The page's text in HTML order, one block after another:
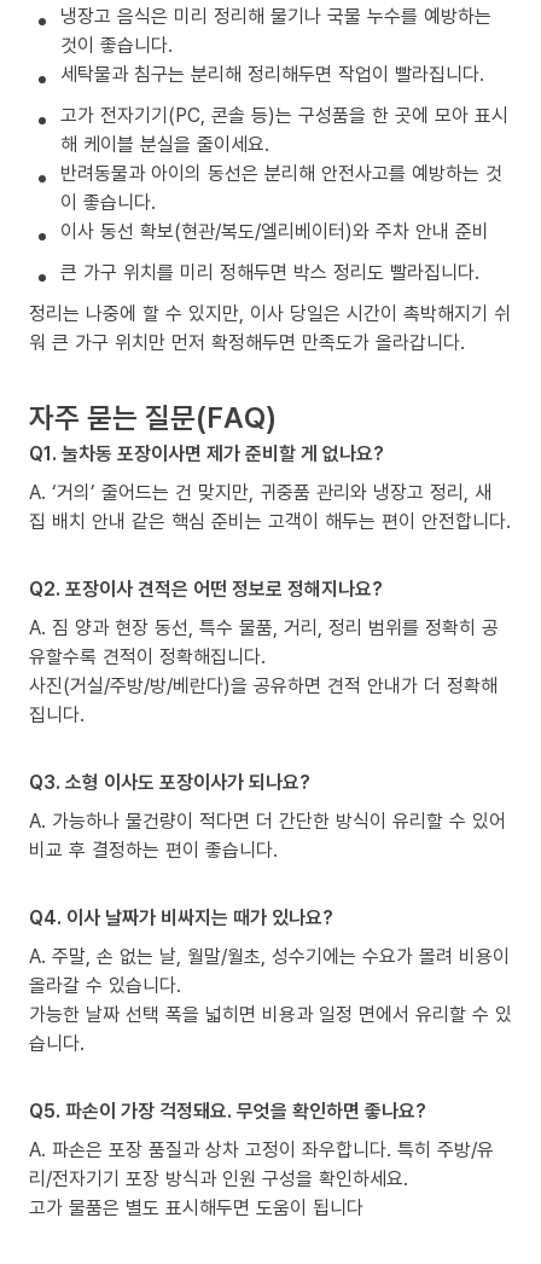
냉장고 음식은 미리 정리해 물기나 국물 누수를 예방하는
것이 좋습니다.
세탁물과 침구는 분리해 정리해두면 작업이 빨라집니다.
고가 전자기기(PC, 콘솔 등)는 구성품을 한 곳에 모아 표시
해 케이블 분실을 줄이세요.
반려동물과 아이의 동선은 분리해 안전사고를 예방하는 것
이 좋습니다.
이사 동선 확보(현관/복도/엘리베이터)와 주차 안내 준비
큰 가구 위치를 미리 정해두면 박스 정리도 빨라집니다.
정리는 나중에 할 수 있지만, 이사 당일은 시간이 촉박해지기 쉬
워 큰 가구 위치만 먼저 확정해두면 만족도가 올라갑니다.
자주 묻는 질문(FAQ)
Q1. 눌차동 포장이사면 제가 준비할 게 없나요?
A. ‘거의’ 줄어드는 건 맞지만, 귀중품 관리와 냉장고 정리, 새
집 배치 안내 같은 핵심 준비는 고객이 해두는 편이 안전합니다.
Q2. 포장이사 견적은 어떤 정보로 정해지나요?
A. 짐 양과 현장 동선, 특수 물품, 거리, 정리 범위를 정확히 공
유할수록 견적이 정확해집니다.
사진(거실/주방/방/베란다)을 공유하면 견적 안내가 더 정확해
집니다.
Q3. 소형 이사도 포장이사가 되나요?
A. 가능하나 물건량이 적다면 더 간단한 방식이 유리할 수 있어
비교 후 결정하는 편이 좋습니다.
Q4. 이사 날짜가 비싸지는 때가 있나요?
A. 주말, 손 없는 날, 월말/월초, 성수기에는 수요가 몰려 비용이
올라갈 수 있습니다.
가능한 날짜 선택 폭을 넓히면 비용과 일정 면에서 유리할 수 있
습니다.
Q5. 파손이 가장 걱정돼요. 무엇을 확인하면 좋나요?
A. 파손은 포장 품질과 상차 고정이 좌우합니다. 특히 주방/유
리/전자기기 포장 방식과 인원 구성을 확인하세요.
고가 물품은 별도 표시해두면 도움이 됩니다